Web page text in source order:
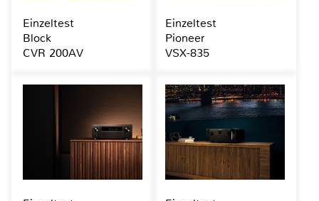
Einzeltest
Block
CVR 200AV
Einzeltest
Pioneer
VSX-835